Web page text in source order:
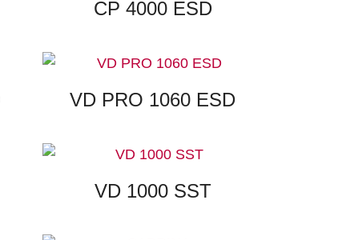
CP 4000 ESD
VD PRO 1060 ESD
VD 1000 SST